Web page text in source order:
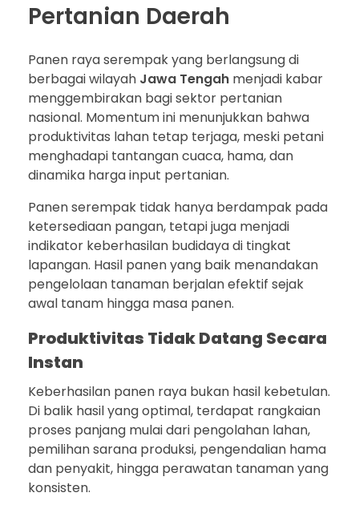
Pertanian Daerah
Panen raya serempak yang berlangsung di
berbagai wilayah Jawa Tengah menjadi kabar
menggembirakan bagi sektor pertanian
nasional. Momentum ini menunjukkan bahwa
produktivitas lahan tetap terjaga, meski petani
menghadapi tantangan cuaca, hama, dan
dinamika harga input pertanian.
Panen serempak tidak hanya berdampak pada
ketersediaan pangan, tetapi juga menjadi
indikator keberhasilan budidaya di tingkat
lapangan. Hasil panen yang baik menandakan
pengelolaan tanaman berjalan efektif sejak
awal tanam hingga masa panen.
Produktivitas Tidak Datang Secara
Instan
Keberhasilan panen raya bukan hasil kebetulan.
Di balik hasil yang optimal, terdapat rangkaian
proses panjang mulai dari pengolahan lahan,
pemilihan sarana produksi, pengendalian hama
dan penyakit, hingga perawatan tanaman yang
konsisten.